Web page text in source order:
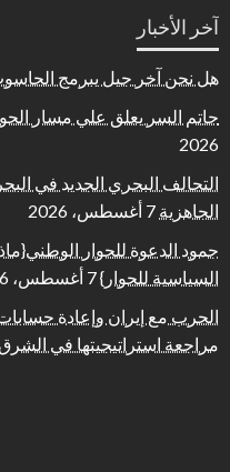
آخر الأخبار
هل نحن آخر جيل يبرمج
حاتم السر يعلق علي مسار
2026
التحالف البحري الجديد في
الجاهزية 7 أغسطس، 2026
جمود الدعوة للحوار
السياسية للحوار}7 أغسطس، 2026
الحرب مع إيران وإعادة
مراجعة استراتيجيتها في